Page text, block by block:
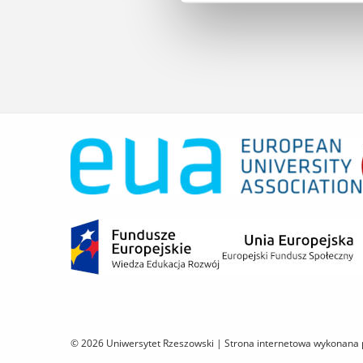
© 2026 Uniwersytet Rzeszowski | Strona internetowa wykonana